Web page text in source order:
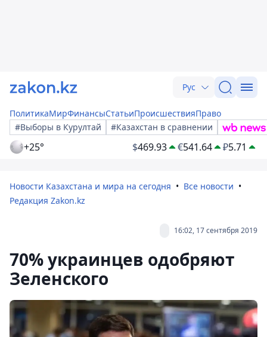
Рус
ПолитикаМирФинансыСтатьиПроисшествияПраво
#Выборы в Курултай
#Казахстан в сравнении
+25° $469.93 €541.64 ₽5.71
Новости Казахстана и мира на сегодня
Все новости
Редакция Zakon.kz
16:02, 17 сентября 2019
70% украинцев одобряют
Зеленского